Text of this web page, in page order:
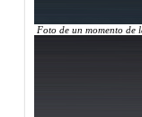
Foto de un momento de